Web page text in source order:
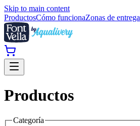
Skip to main content
ProductosCómo funcionaZonas de entrega
Productos
Categoría